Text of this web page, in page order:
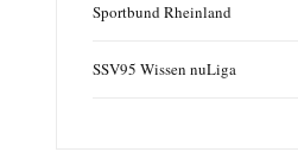
Sportbund Rheinland
SSV95 Wissen nuLiga